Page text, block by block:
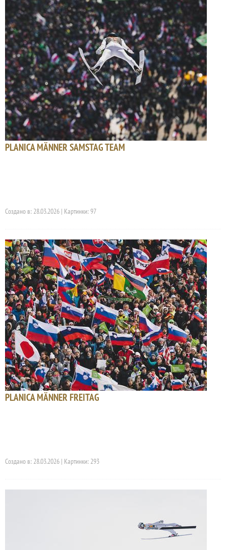
PLANICA MÄNNER SAMSTAG TEAM
Создано в: 28.03.2026 | Картинки: 97
PLANICA MÄNNER FREITAG
Создано в: 28.03.2026 | Картинки: 293